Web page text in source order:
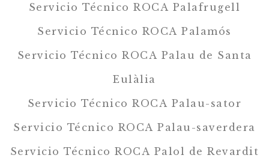
Servicio Técnico ROCA Palafrugell
Servicio Técnico ROCA Palamós
Servicio Técnico ROCA Palau de Santa
Eulàlia
Servicio Técnico ROCA Palau-sator
Servicio Técnico ROCA Palau-saverdera
Servicio Técnico ROCA Palol de Revardit